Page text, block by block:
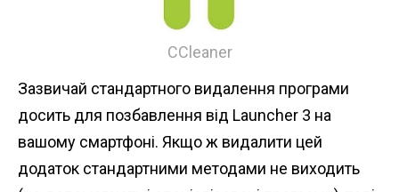
ССleaner
Зазвичай стандартного видалення програми
досить для позбавлення від Launcher 3 на
вашому смартфоні. Якщо ж видалити цей
додаток стандартними методами не виходить